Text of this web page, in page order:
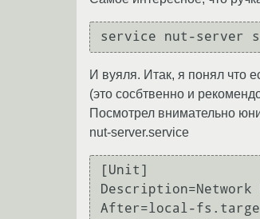
И вуяля. Итак, я понял что
(это сосбтвенно и
Посмотрел внимательно
nut-server.service
[Unit]
After=local-